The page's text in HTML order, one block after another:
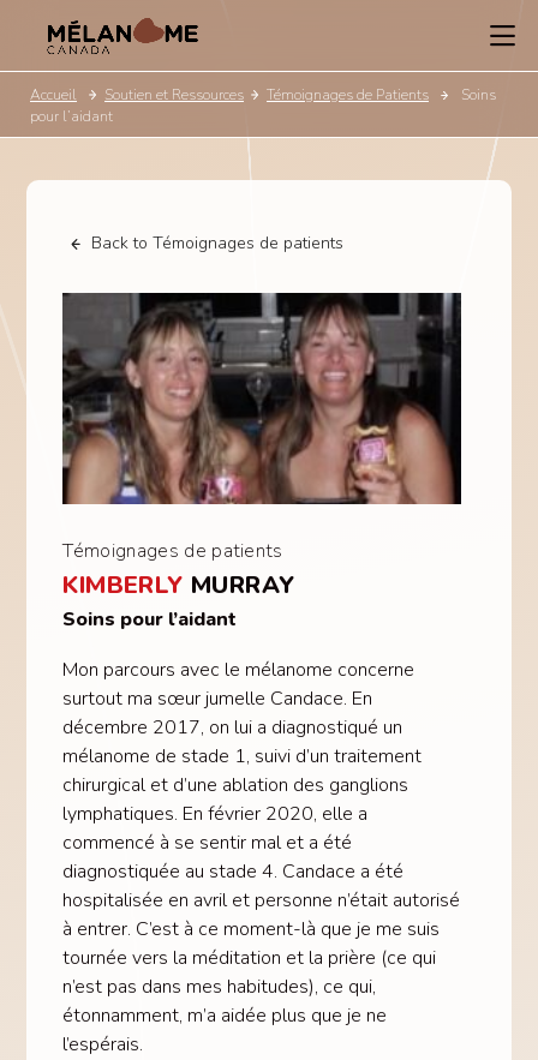
Accueil Témoignages de Patients
Soutien et Ressources
Soins
pour l’aidant
Back to Témoignages de patients
Témoignages de patients
KIMBERLY MURRAY
Soins pour l’aidant
Mon parcours avec le mélanome concerne
surtout ma sœur jumelle Candace. En
décembre 2017, on lui a diagnostiqué un
mélanome de stade 1, suivi d’un traitement
chirurgical et d’une ablation des ganglions
lymphatiques. En février 2020, elle a
commencé à se sentir mal et a été
diagnostiquée au stade 4. Candace a été
hospitalisée en avril et personne n’était autorisé
à entrer. C’est à ce moment-là que je me suis
tournée vers la méditation et la prière (ce qui
n’est pas dans mes habitudes), ce qui,
étonnamment, m’a aidée plus que je ne
l’espérais.